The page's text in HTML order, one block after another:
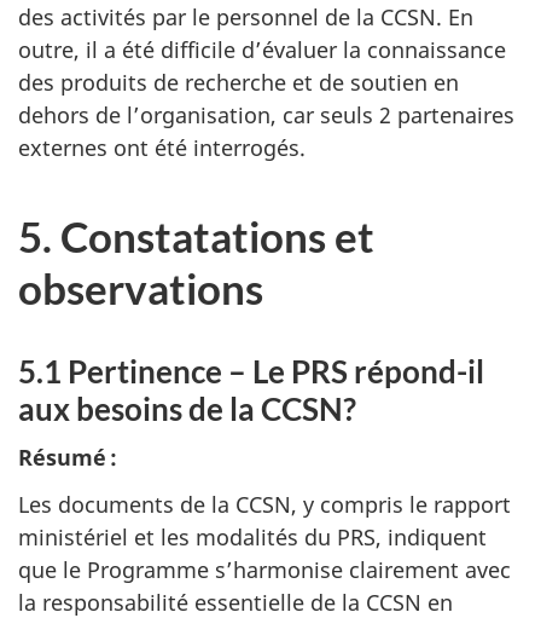
des activités par le personnel de la CCSN. En
outre, il a été difficile d’évaluer la connaissance
des produits de recherche et de soutien en
dehors de l’organisation, car seuls 2 partenaires
externes ont été interrogés.
5. Constatations et
observations
5.1 Pertinence – Le PRS répond-il
aux besoins de la CCSN?
Résumé :
Les documents de la CCSN, y compris le rapport
ministériel et les modalités du PRS, indiquent
que le Programme s’harmonise clairement avec
la responsabilité essentielle de la CCSN en